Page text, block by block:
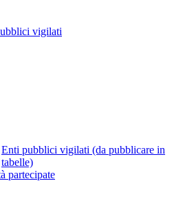
vigilati
Enti pubblici vigilati (da pubblicare in
tabelle)
partecipate